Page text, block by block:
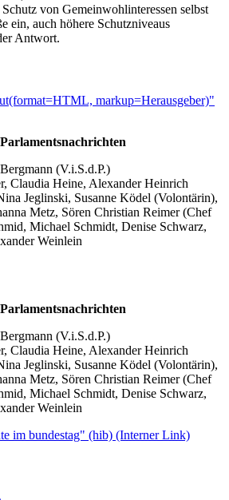
von Gemeinwohlinteressen selbst
ein, auch höhere Schutzniveaus
Antwort.
markup=Herausgeber)"
(V.i.S.d.P.)
Claudia Heine, Alexander Heinrich
Jeglinski, Susanne Ködel (Volontärin),
Metz, Sören Christian Reimer (Chef
Michael Schmidt, Denise Schwarz,
Weinlein
(V.i.S.d.P.)
Claudia Heine, Alexander Heinrich
Jeglinski, Susanne Ködel (Volontärin),
Metz, Sören Christian Reimer (Chef
Michael Schmidt, Denise Schwarz,
Weinlein
im bundestag" (hib) (Interner Link)